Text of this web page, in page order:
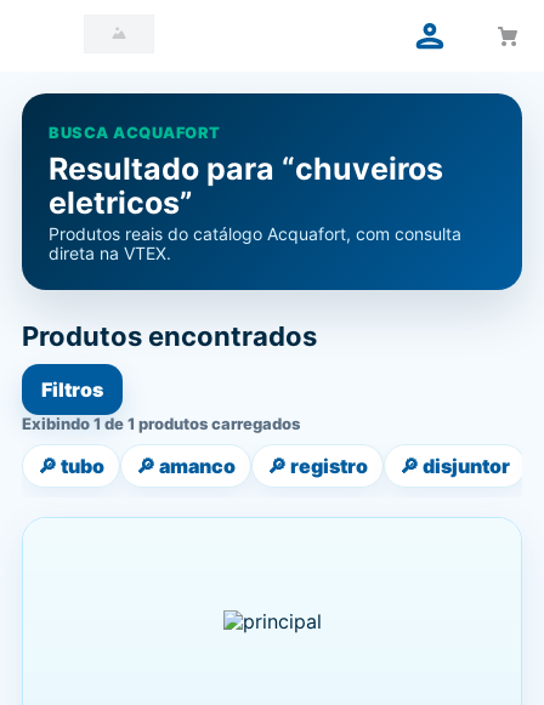
BUSCA ACQUAFORT
Resultado para “chuveiros
eletricos”
Produtos reais do catálogo Acquafort, com consulta
direta na VTEX.
Produtos encontrados
Filtros
Exibindo 1 de 1 produtos carregados
🔎 tubo 🔎 amanco 🔎 registro 🔎 disjuntor